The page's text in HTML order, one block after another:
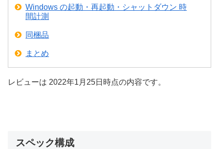
Windows の起動・再起動・シャットダウン 時
間計測
同梱品
まとめ
レビューは 2022年1月25日時点の内容です。
スペック構成